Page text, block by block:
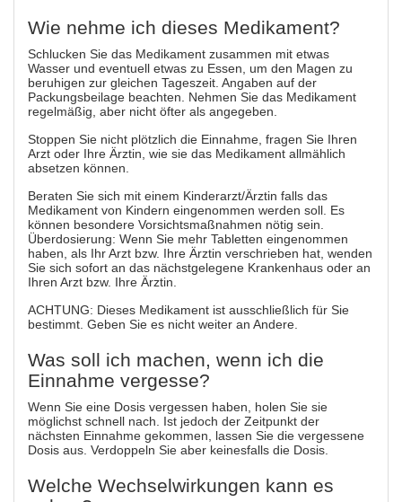
Wie nehme ich dieses Medikament?
Schlucken Sie das Medikament zusammen mit etwas
Wasser und eventuell etwas zu Essen, um den Magen zu
beruhigen zur gleichen Tageszeit. Angaben auf der
Packungsbeilage beachten. Nehmen Sie das Medikament
regelmäßig, aber nicht öfter als angegeben.
Stoppen Sie nicht plötzlich die Einnahme, fragen Sie Ihren
Arzt oder Ihre Ärztin, wie sie das Medikament allmählich
absetzen können.
Beraten Sie sich mit einem Kinderarzt/Ärztin falls das
Medikament von Kindern eingenommen werden soll. Es
können besondere Vorsichtsmaßnahmen nötig sein.
Überdosierung: Wenn Sie mehr Tabletten eingenommen
haben, als Ihr Arzt bzw. Ihre Ärztin verschrieben hat, wenden
Sie sich sofort an das nächstgelegene Krankenhaus oder an
Ihren Arzt bzw. Ihre Ärztin.
ACHTUNG: Dieses Medikament ist ausschließlich für Sie
bestimmt. Geben Sie es nicht weiter an Andere.
Was soll ich machen, wenn ich die
Einnahme vergesse?
Wenn Sie eine Dosis vergessen haben, holen Sie sie
möglichst schnell nach. Ist jedoch der Zeitpunkt der
nächsten Einnahme gekommen, lassen Sie die vergessene
Dosis aus. Verdoppeln Sie aber keinesfalls die Dosis.
Welche Wechselwirkungen kann es